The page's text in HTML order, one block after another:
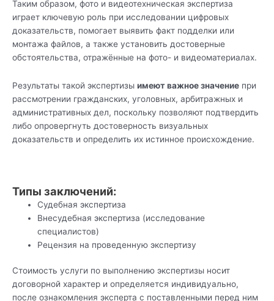
Таким образом, фото и видеотехническая экспертиза
играет ключевую роль при исследовании цифровых
доказательств, помогает выявить факт подделки или
монтажа файлов, а также установить достоверные
обстоятельства, отражённые на фото- и видеоматериалах.
Результаты такой экспертизы имеют важное значение при
рассмотрении гражданских, уголовных, арбитражных и
административных дел, поскольку позволяют подтвердить
либо опровергнуть достоверность визуальных
доказательств и определить их истинное происхождение.
Типы заключений:
Судебная экспертиза
Внесудебная экспертиза (исследование
специалистов)
Рецензия на проведенную экспертизу
Стоимость услуги по выполнению экспертизы носит
договорной характер и определяется индивидуально,
после ознакомления эксперта с поставленными перед ним